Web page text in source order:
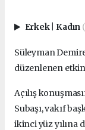
Erkek Kadın
Süleyman
düzenlenen
Açılış
Subaşı, vakıf
ikinci yüz yılına